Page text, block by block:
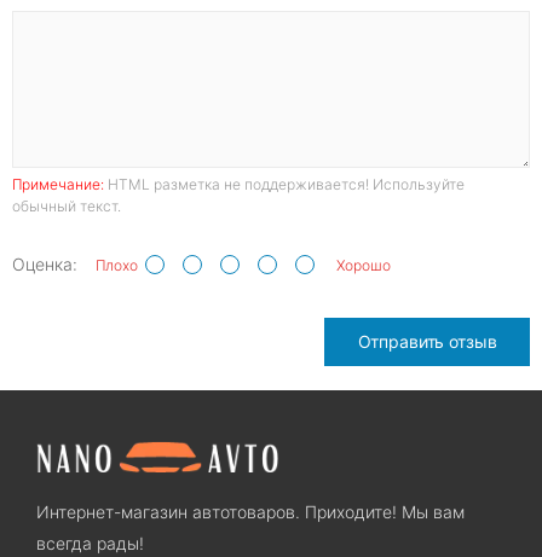
Примечание: HTML разметка не поддерживается! Используйте
обычный текст.
Оценка: Плохо Хорошо
Отправить отзыв
Интернет-магазин автотоваров. Приходите! Мы вам
всегда рады!